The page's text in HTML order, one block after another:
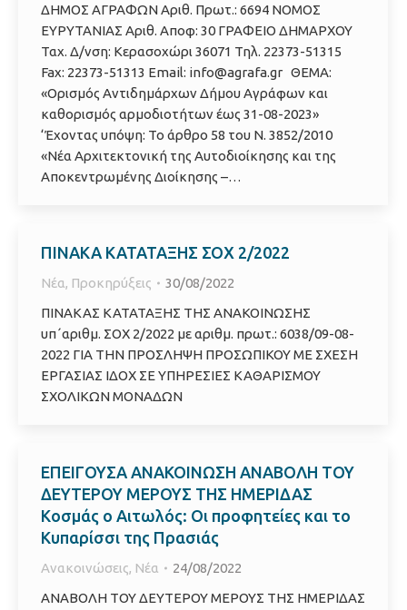
ΔΗΜΟΣ ΑΓΡΑΦΩΝ Αριθ. Πρωτ.: 6694 ΝΟΜΟΣ
ΕΥΡΥΤΑΝΙΑΣ Αριθ. Αποφ: 30 ΓΡΑΦΕΙΟ ΔΗΜΑΡΧΟΥ
Ταχ. Δ/νση: Κερασοχώρι 36071 Τηλ. 22373-51315
Fax: 22373-51313 Email: info@agrafa.gr ΘΕΜΑ:
«Ορισμός Αντιδημάρχων Δήμου Αγράφων και
καθορισμός αρμοδιοτήτων έως 31-08-2023»
‘Έχοντας υπόψη: Το άρθρο 58 του Ν. 3852/2010
«Νέα Αρχιτεκτονική της Αυτοδιοίκησης και της
Αποκεντρωμένης Διοίκησης –…
ΠΙΝΑΚΑ ΚΑΤΑΤΑΞΗΣ ΣΟΧ 2/2022
Νέα, Προκηρύξεις
30/08/2022
ΠΙΝΑΚΑΣ ΚΑΤΑΤΑΞΗΣ ΤΗΣ ΑΝΑΚΟΙΝΩΣΗΣ
υπ΄αριθμ. ΣΟΧ 2/2022 με αριθμ. πρωτ.: 6038/09-08-
2022 ΓΙΑ ΤΗΝ ΠΡΟΣΛΗΨΗ ΠΡΟΣΩΠΙΚΟΥ ΜΕ ΣΧΕΣΗ
ΕΡΓΑΣΙΑΣ ΙΔΟΧ ΣΕ ΥΠΗΡΕΣΙΕΣ ΚΑΘΑΡΙΣΜΟΥ
ΣΧΟΛΙΚΩΝ ΜΟΝΑΔΩΝ
ΕΠΕΙΓΟΥΣΑ ΑΝΑΚΟΙΝΩΣΗ ΑΝΑΒΟΛΗ ΤΟΥ
ΔΕΥΤΕΡΟΥ ΜΕΡΟΥΣ ΤΗΣ ΗΜΕΡΙΔΑΣ
Κοσμάς ο Αιτωλός: Οι προφητείες και το
Κυπαρίσσι της Πρασιάς
Ανακοινώσεις, Νέα
24/08/2022
ΑΝΑΒΟΛΗ ΤΟΥ ΔΕΥΤΕΡΟΥ ΜΕΡΟΥΣ ΤΗΣ ΗΜΕΡΙΔΑΣ